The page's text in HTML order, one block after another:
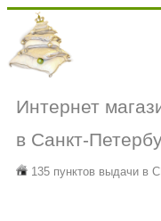
Интернет
в Санкт-
135 пунктов выдачи в